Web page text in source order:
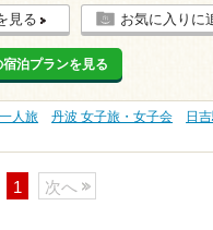
見る お気に入りに
泊プランを見る
人旅 丹波 女子旅・女子会 日
1 次へ